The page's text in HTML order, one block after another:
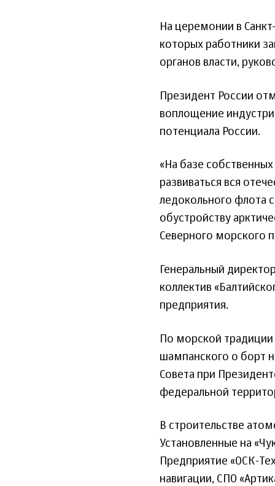
На церемонии в
которых работники
органов власти,
Президент России
воплощение
потенциала России.
«На базе
развиваться вся
ледокольного флота
обустройству
Северного морского
Генеральный
коллектив
предприятия.
По морской
шампанского о борт
Совета при
федеральной
В строительстве
Установленные на
Предприятие «ОСК-
навигации, СПО